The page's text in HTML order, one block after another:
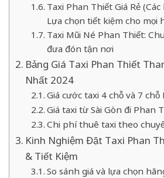
Taxi Phan Thiết Giá Rẻ
Lựa chọn tiết kiệm cho mọi
Taxi Mũi Né Phan Thiết:
đưa đón tận nơi
Bảng Giá Taxi Phan Thiết
Nhất 2024
Giá cước taxi 4 chỗ và 7
Giá taxi từ Sài Gòn đi Phan
Chi phí thuê taxi theo
Kinh Nghiệm Đặt Taxi Phan
& Tiết Kiệm
So sánh giá và lựa chọn